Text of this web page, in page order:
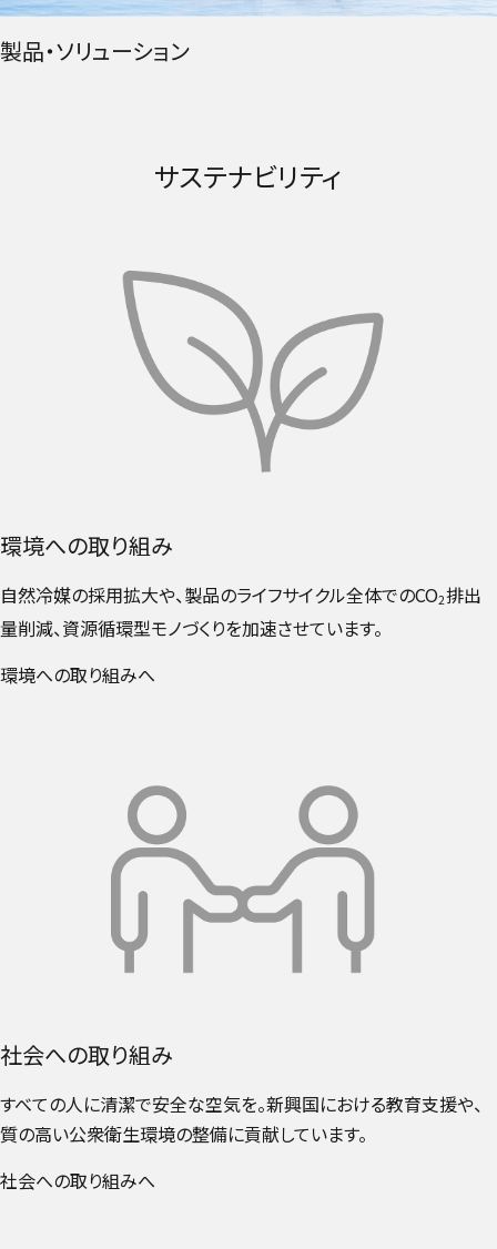
製品・ソリューション
サステナビリティ
環境への取り組み
自然冷媒の採用拡大や、製品のライフサイクル全体でのCO2排出
量削減、資源循環型モノづくりを加速させています。
環境への取り組みへ
社会への取り組み
すべての人に清潔で安全な空気を。新興国における教育支援や、
質の高い公衆衛生環境の整備に貢献しています。
社会への取り組みへ